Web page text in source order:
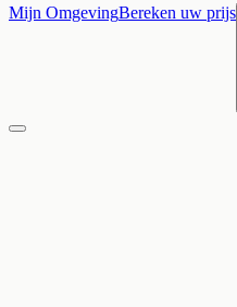
Mijn OmgevingBereken uw prijs